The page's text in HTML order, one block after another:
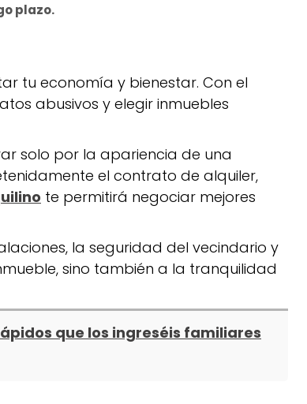
plazo.
tu economía y bienestar. Con el
abusivos y elegir inmuebles
solo por la apariencia de una
el contrato de alquiler,
te permitirá negociar mejores
la seguridad del vecindario y
sino también a la tranquilidad
que los ingreséis familiares